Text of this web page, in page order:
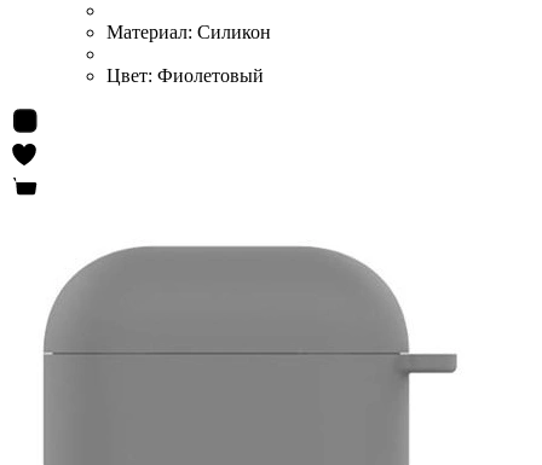
Материал: Силикон
Цвет: Фиолетовый